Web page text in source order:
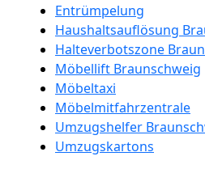
Entrümpelung
Haushaltsauflösung
Halteverbotszone
Möbellift Braunschweig
Möbeltaxi
Möbelmitfahrzentrale
Umzugshelfer
Umzugskartons